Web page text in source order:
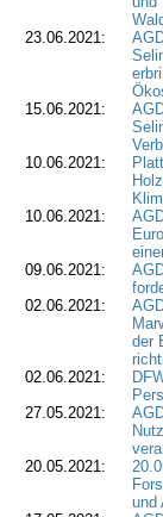
23.06.2021:
15.06.2021:
10.06.2021:
10.06.2021:
09.06.2021:
02.06.2021:
der
02.06.2021:
27.05.2021:
20.05.2021:
und